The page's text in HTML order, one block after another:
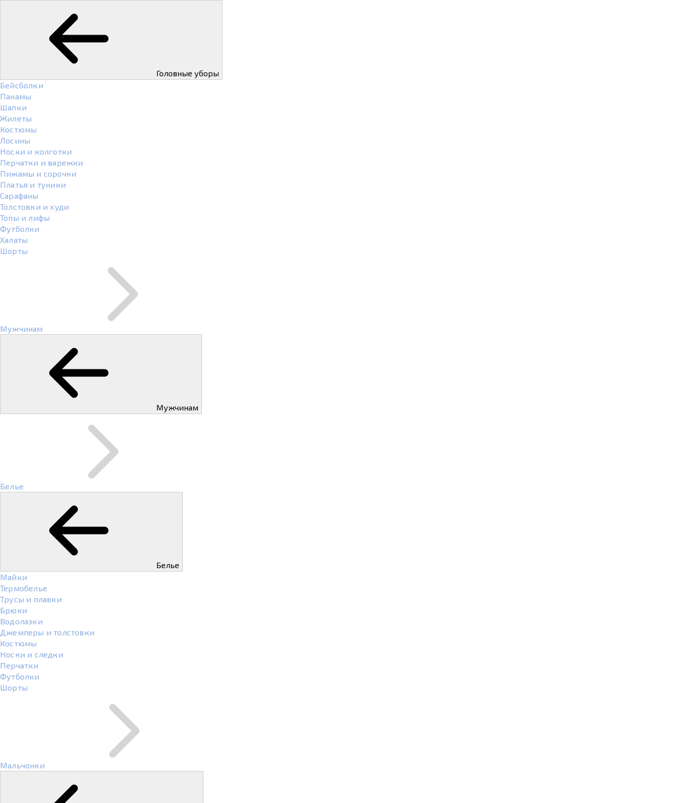
Головные уборы
Бейсболки
Панамы
Шапки
Жилеты
Костюмы
Лосины
Носки и колготки
Перчатки и варежки
Пижамы и сорочки
Платья и туники
Сарафаны
Толстовки и худи
Топы и лифы
Футболки
Халаты
Шорты
Мужчинам
Мужчинам
Белье
Белье
Майки
Термобелье
Трусы и плавки
Брюки
Водолазки
Джемперы и толстовки
Костюмы
Носки и следки
Перчатки
Футболки
Шорты
Мальчонки